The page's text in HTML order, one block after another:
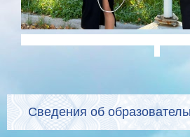
Сведения об